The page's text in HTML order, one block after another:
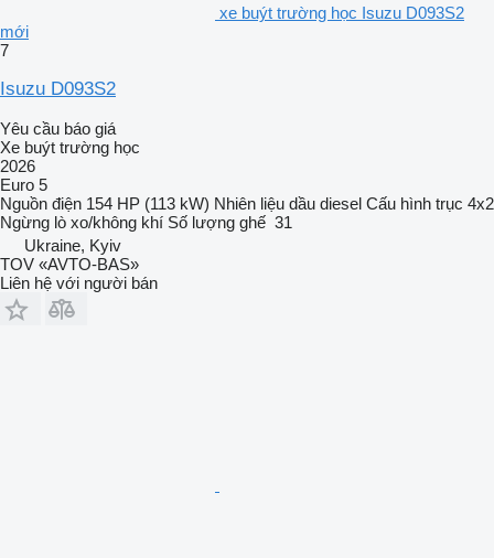
xe buýt trường học Isuzu D093S2
mới
7
Isuzu D093S2
Yêu cầu báo giá
Xe buýt trường học
2026
Euro 5
Nguồn điện 154 HP (113 kW) Nhiên liệu dầu diesel Cấu hình trục 4x2
Ngừng lò xo/không khí Số lượng ghế 31
Ukraine, Kyiv
TOV «AVTO-BAS»
Liên hệ với người bán